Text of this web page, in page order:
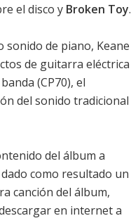
el disco y Broken Toy.
sonido de piano, Keane
de guitarra eléctrica
(CP70), el
del sonido tradicional
del álbum a
como resultado un
canción del álbum,
en internet a